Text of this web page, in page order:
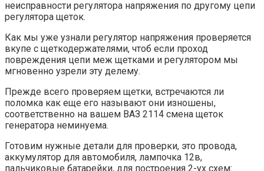
неисправности регулятора напряжения по другому цепи
регулятора щеток.
Как мы уже узнали регулятор напряжения проверяется
вкупе с щеткодержателями, чтоб если проход
повреждения цепи меж щетками и регулятором мы
мгновенно узрели эту делему.
Прежде всего проверяем щетки, встречаются ли
поломка как еще его называют они изношены,
соответственно на вашем ВАЗ 2114 смена щеток
генератора неминуема.
Готовим нужные детали для проверки, это провода,
аккумулятор для автомобиля, лампочка 12в,
пальчиковые батарейки, для построения 2-ух схем: